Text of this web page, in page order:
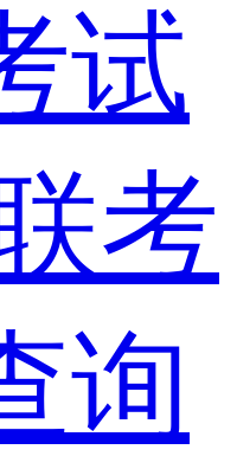
试
考
询